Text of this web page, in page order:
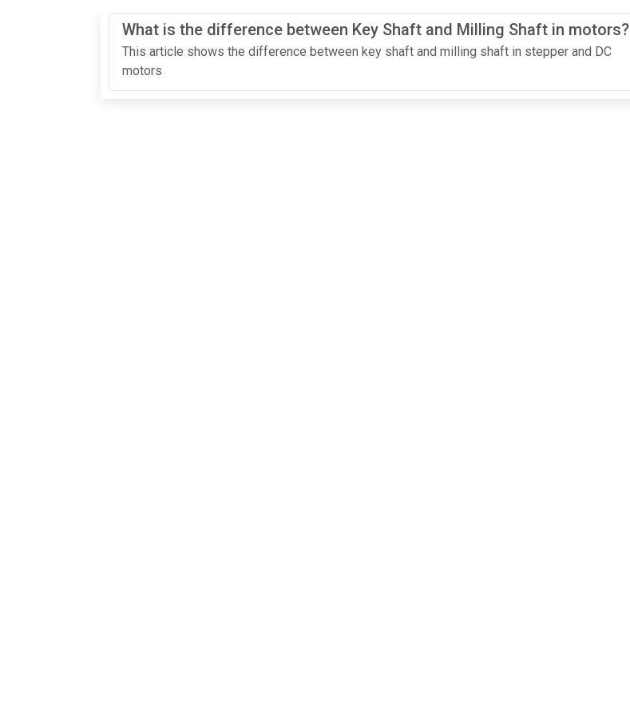
What is the difference between Key Shaft and Milling Shaft in motors?
This article shows the difference between key shaft and milling shaft in stepper and DC
motors